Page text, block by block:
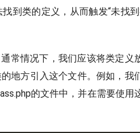
到类的定义，从而触发“未找
常情况下，我们应该将类定义
地方引入这个文件。例如，我
的文件中，并在需要使用